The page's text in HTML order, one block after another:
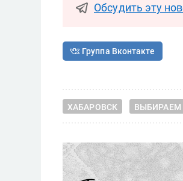
Обсудить эту
Группа Вконтакте
ХАБАРОВСК ВЫБИРАЕМ